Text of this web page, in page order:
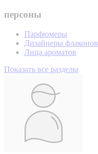
персоны
Парфюмеры
Дизайнеры флаконов
Лица ароматов
Показать все разделы